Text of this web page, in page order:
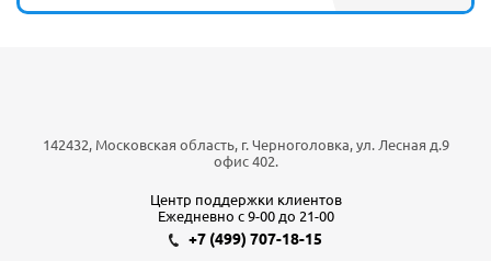
142432, Московская область, г. Черноголовка, ул. Лесная д.9
офис 402.
Центр поддержки клиентов
Ежедневно с 9-00 до 21-00
+7 (499) 707-18-15